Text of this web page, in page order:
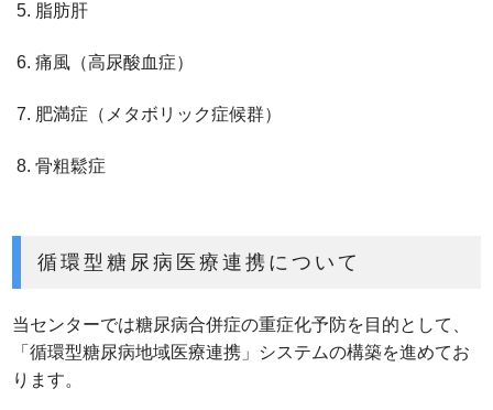
脂肪肝
痛風（高尿酸血症）
肥満症（メタボリック症候群）
骨粗鬆症
循環型糖尿病医療連携について
当センターでは糖尿病合併症の重症化予防を目的として、
「循環型糖尿病地域医療連携」システムの構築を進めてお
ります。